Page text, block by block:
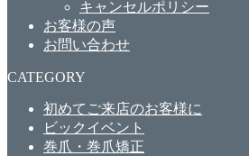
キャンセルポリシー
お客様の声
お問い合わせ
CATEGORY
初めてご来店のお客様に
ビックイベント
巻爪・巻爪矯正